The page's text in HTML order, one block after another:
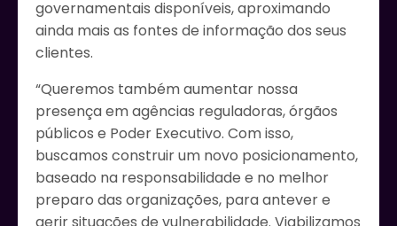
governamentais disponíveis, aproximando
ainda mais as fontes de informação dos seus
clientes.
“Queremos também aumentar nossa
presença em agências reguladoras, órgãos
públicos e Poder Executivo. Com isso,
buscamos construir um novo posicionamento,
baseado na responsabilidade e no melhor
preparo das organizações, para antever e
gerir situações de vulnerabilidade. Viabilizamos